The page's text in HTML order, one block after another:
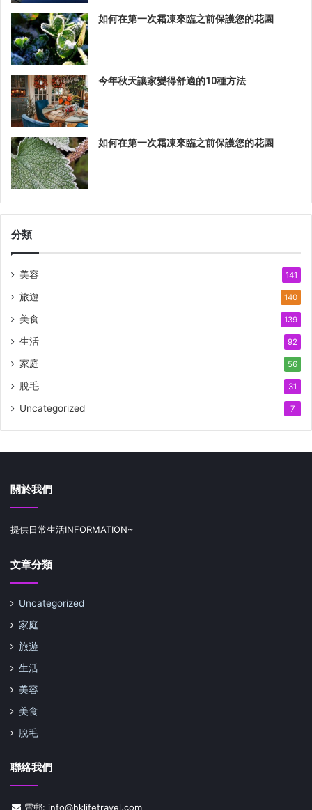
如何在第一次霜凍來臨之前保護您的花園
今年秋天讓家變得舒適的10種方法
如何在第一次霜凍來臨之前保護您的花園
分類
美容 141
旅遊 140
美食 139
生活 92
家庭 56
脫毛 31
Uncategorized 7
關於我們
提供日常生活INFORMATION~
文章分類
Uncategorized
家庭
旅遊
生活
美容
美食
脫毛
聯絡我們
電郵: info@hklifetravel.com